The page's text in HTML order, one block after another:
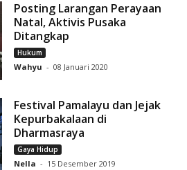
Posting Larangan Perayaan
Natal, Aktivis Pusaka
Ditangkap
Hukum
Wahyu - 08 Januari 2020
Festival Pamalayu dan Jejak
Kepurbakalaan di
Dharmasraya
Gaya Hidup
Nella - 15 Desember 2019